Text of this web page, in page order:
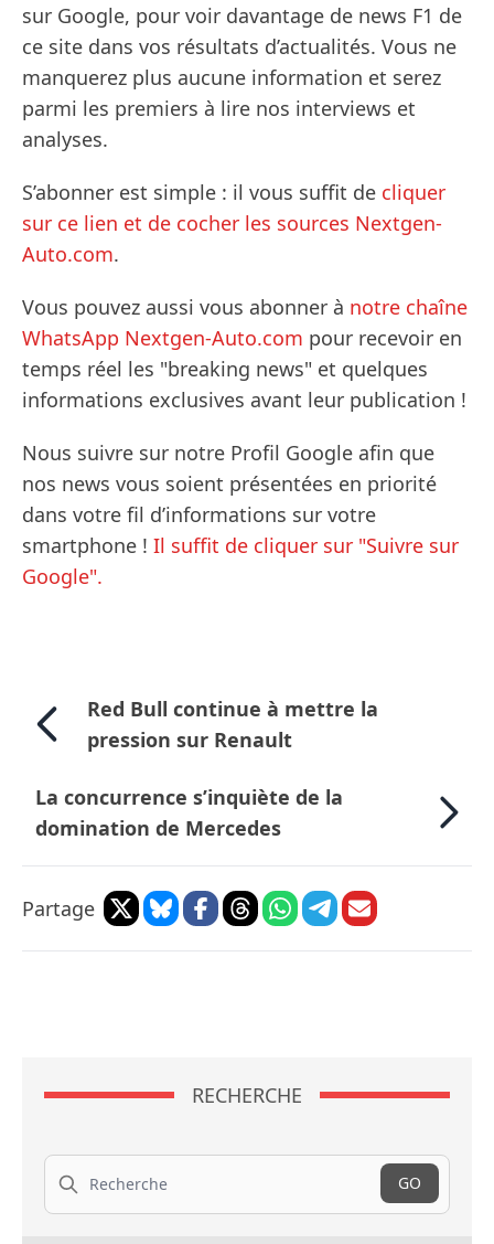
sur Google, pour voir davantage de news F1 de
ce site dans vos résultats d’actualités. Vous ne
manquerez plus aucune information et serez
parmi les premiers à lire nos interviews et
analyses.
S’abonner est simple : il vous suffit de cliquer
sur ce lien et de cocher les sources Nextgen-
Auto.com.
Vous pouvez aussi vous abonner à notre chaîne
WhatsApp Nextgen-Auto.com pour recevoir en
temps réel les "breaking news" et quelques
informations exclusives avant leur publication !
Nous suivre sur notre Profil Google afin que
nos news vous soient présentées en priorité
dans votre fil d’informations sur votre
smartphone ! Il suffit de cliquer sur "Suivre sur
Google".
Red Bull continue à mettre la
pression sur Renault
La concurrence s’inquiète de la
domination de Mercedes
Partage
RECHERCHE
Recherche
GO